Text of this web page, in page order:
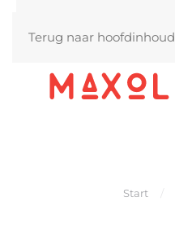
Terug naar hoofdinhoud
Start